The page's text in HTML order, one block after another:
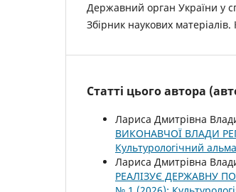
Державний орган України у
Збірник наукових
Статті цього автора
Лариса Дмитрівна
ВИКОНАВЧОЇ ВЛАДИ
Культурологічний
Лариса Дмитрівна
РЕАЛІЗУЄ ДЕРЖАВНУ